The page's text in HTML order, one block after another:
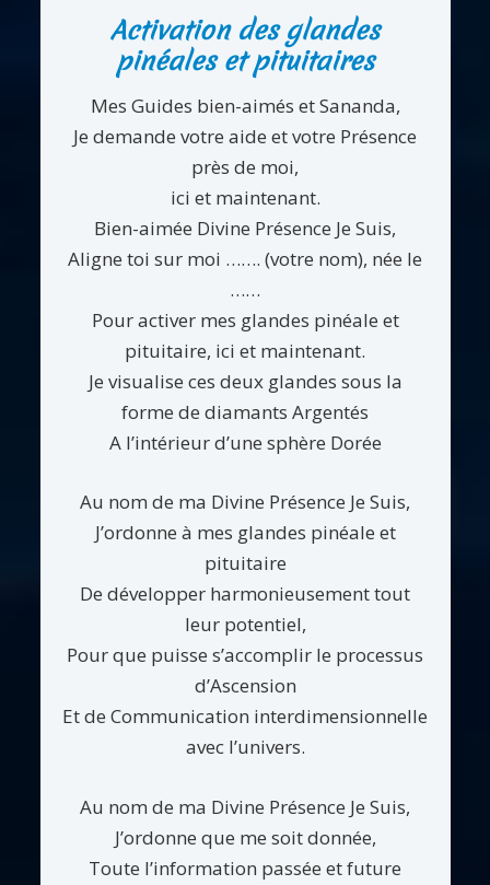
Activation des glandes
pinéales et pituitaires
Mes Guides bien-aimés et Sananda,
Je demande votre aide et votre Présence
près de moi,
ici et maintenant.
Bien-aimée Divine Présence Je Suis,
Aligne toi sur moi ……. (votre nom), née le
……
Pour activer mes glandes pinéale et
pituitaire, ici et maintenant.
Je visualise ces deux glandes sous la
forme de diamants Argentés
A l’intérieur d’une sphère Dorée
Au nom de ma Divine Présence Je Suis,
J’ordonne à mes glandes pinéale et
pituitaire
De développer harmonieusement tout
leur potentiel,
Pour que puisse s’accomplir le processus
d’Ascension
Et de Communication interdimensionnelle
avec l’univers.
Au nom de ma Divine Présence Je Suis,
J’ordonne que me soit donnée,
Toute l’information passée et future